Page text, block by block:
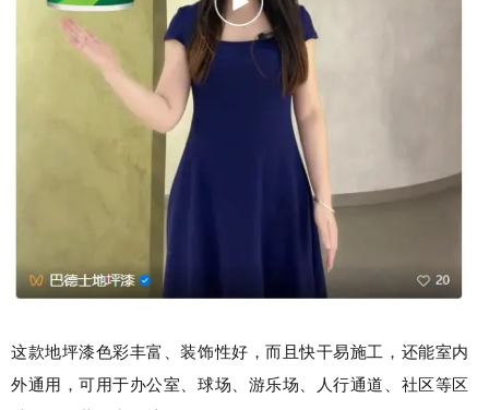
这款地坪漆色彩丰富、装饰性好，而且快干易施工，还能室内
外通用，可用于办公室、球场、游乐场、人行通道、社区等区